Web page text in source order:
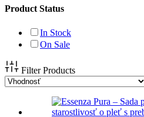
Product Status
In Stock
On Sale
Filter Products